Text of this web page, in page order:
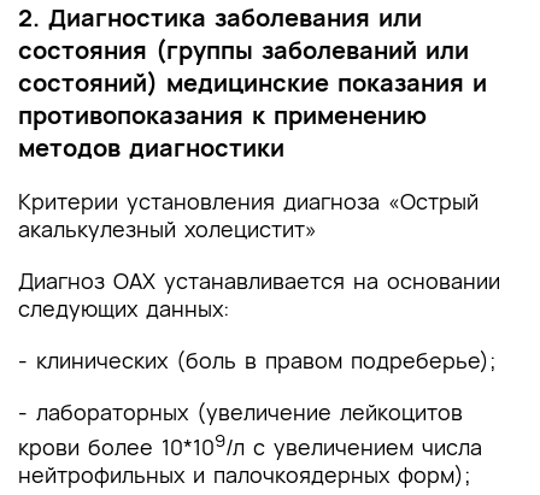
2. Диагностика заболевания или
состояния (группы заболеваний или
состояний) медицинские показания и
противопоказания к применению
методов диагностики
Критерии установления диагноза «Острый
акалькулезный холецистит»
Диагноз ОАХ устанавливается на основании
следующих данных:
- клинических (боль в правом подреберье);
- лабораторных (увеличение лейкоцитов
крови более 10*109/л с увеличением числа
нейтрофильных и палочкоядерных форм);